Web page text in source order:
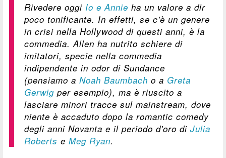
Rivedere oggi Io e Annie ha un valore a dir
poco tonificante. In effetti, se c'è un genere
in crisi nella Hollywood di questi anni, è la
commedia. Allen ha nutrito schiere di
imitatori, specie nella commedia
indipendente in odor di Sundance
(pensiamo aNoah Baumbach o a Greta
Gerwig per esempio), ma è riuscito a
lasciare minori tracce sul mainstream, dove
niente è accaduto dopo la romantic comedy
degli anni Novanta e il periodo d'oro diJulia
Roberts eMeg Ryan.